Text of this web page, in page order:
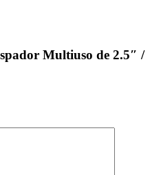
Multiuso de 2.5″ /